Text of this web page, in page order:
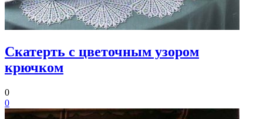
Cкатерть с цветочным узором
крючком
0
0